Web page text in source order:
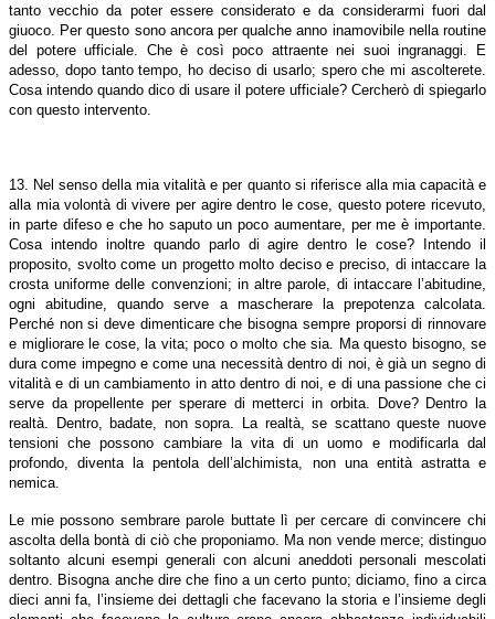
tanto vecchio da poter essere considerato e da considerarmi fuori dal
giuoco. Per questo sono ancora per qualche anno inamovibile nella routine
del potere ufficiale. Che è così poco attraente nei suoi ingranaggi. E
adesso, dopo tanto tempo, ho deciso di usarlo; spero che mi ascolterete.
Cosa intendo quando dico di usare il potere ufficiale? Cercherò di spiegarlo
con questo intervento.
13. Nel senso della mia vitalità e per quanto si riferisce alla mia capacità e
alla mia volontà di vivere per agire dentro le cose, questo potere ricevuto,
in parte difeso e che ho saputo un poco aumentare, per me è importante.
Cosa intendo inoltre quando parlo di agire dentro le cose? Intendo il
proposito, svolto come un progetto molto deciso e preciso, di intaccare la
crosta uniforme delle convenzioni; in altre parole, di intaccare l’abitudine,
ogni abitudine, quando serve a mascherare la prepotenza calcolata.
Perché non si deve dimenticare che bisogna sempre proporsi di rinnovare
e migliorare le cose, la vita; poco o molto che sia. Ma questo bisogno, se
dura come impegno e come una necessità dentro di noi, è già un segno di
vitalità e di un cambiamento in atto dentro di noi, e di una passione che ci
serve da propellente per sperare di metterci in orbita. Dove? Dentro la
realtà. Dentro, badate, non sopra. La realtà, se scattano queste nuove
tensioni che possono cambiare la vita di un uomo e modificarla dal
profondo, diventa la pentola dell’alchimista, non una entità astratta e
nemica.
Le mie possono sembrare parole buttate lì per cercare di convincere chi
ascolta della bontà di ciò che proponiamo. Ma non vende merce; distinguo
soltanto alcuni esempi generali con alcuni aneddoti personali mescolati
dentro. Bisogna anche dire che fino a un certo punto; diciamo, fino a circa
dieci anni fa, l’insieme dei dettagli che facevano la storia e l’insieme degli